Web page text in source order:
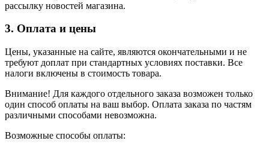
рассылку новостей магазина.
3. Оплата и цены
Цены, указанные на сайте, являются окончательными и не
требуют доплат при стандартных условиях поставки. Все
налоги включены в стоимость товара.
Внимание! Для каждого отдельного заказа возможен только
один способ оплаты на ваш выбор. Оплата заказа по частям
различными способами невозможна.
Возможные способы оплаты: